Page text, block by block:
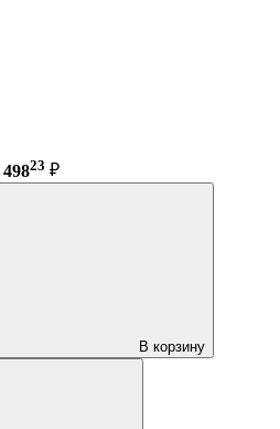
49823 ₽
В корзину